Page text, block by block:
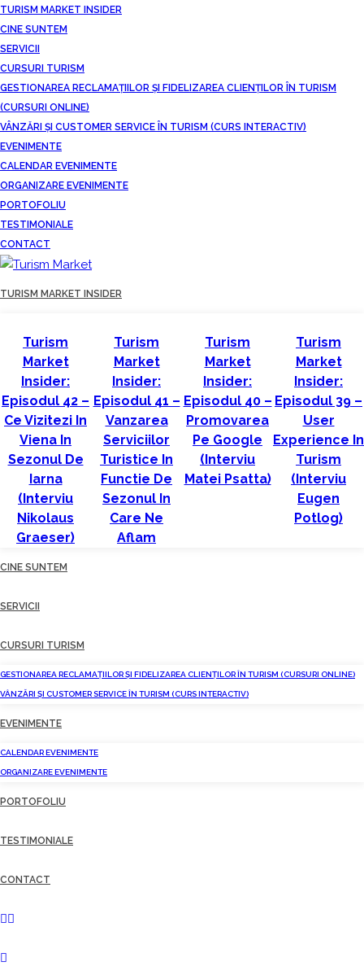
TURISM MARKET INSIDER
CINE SUNTEM
SERVICII
CURSURI TURISM
GESTIONAREA RECLAMAȚIILOR ȘI FIDELIZAREA CLIENȚILOR ÎN TURISM
(CURSURI ONLINE)
VÂNZĂRI ȘI CUSTOMER SERVICE ÎN TURISM (CURS INTERACTIV)
EVENIMENTE
CALENDAR EVENIMENTE
ORGANIZARE EVENIMENTE
PORTOFOLIU
TESTIMONIALE
CONTACT
TURISM MARKET INSIDER
Turism
Market
Insider:
Episodul 42 –
Ce Vizitezi In
Viena In
Sezonul De
Iarna
(interviu
Nikolaus
Graeser)
Turism
Market
Insider:
Episodul 41 –
Vanzarea
Serviciilor
Turistice In
Functie De
Sezonul In
Care Ne
Aflam
Turism
Market
Insider:
Episodul 40 –
Promovarea
Pe Google
(interviu
Matei Psatta)
Turism
Market
Insider:
Episodul 39 –
User
Experience In
Turism
(interviu
Eugen
Potlog)
CINE SUNTEM
SERVICII
CURSURI TURISM
GESTIONAREA RECLAMAȚIILOR ȘI FIDELIZAREA CLIENȚILOR ÎN TURISM (CURSURI ONLINE)
VÂNZĂRI ȘI CUSTOMER SERVICE ÎN TURISM (CURS INTERACTIV)
EVENIMENTE
CALENDAR EVENIMENTE
ORGANIZARE EVENIMENTE
PORTOFOLIU
TESTIMONIALE
CONTACT